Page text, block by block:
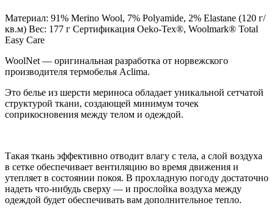
Материал: 91% Merino Wool, 7% Polyamide, 2% Elastane (120 г/
кв.м) Вес: 177 г Сертификация Oeko-Tex®, Woolmark® Total
Easy Care
WoolNet — оригинальная разработка от норвежского
производителя термобелья Aclima.
Это белье из шерсти мериноса обладает уникальной сетчатой
структурой ткани, создающей минимум точек
соприкосновения между телом и одеждой.
Такая ткань эффективно отводит влагу с тела, а слой воздуха
в сетке обеспечивает вентиляцию во время движения и
утепляет в состоянии покоя. В прохладную погоду достаточно
надеть что-нибудь сверху — и прослойка воздуха между
одеждой будет обеспечивать вам дополнительное тепло.